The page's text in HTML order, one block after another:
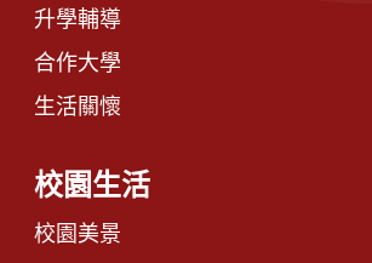
升學輔導
合作大學
生活關懷
校園生活
校園美景